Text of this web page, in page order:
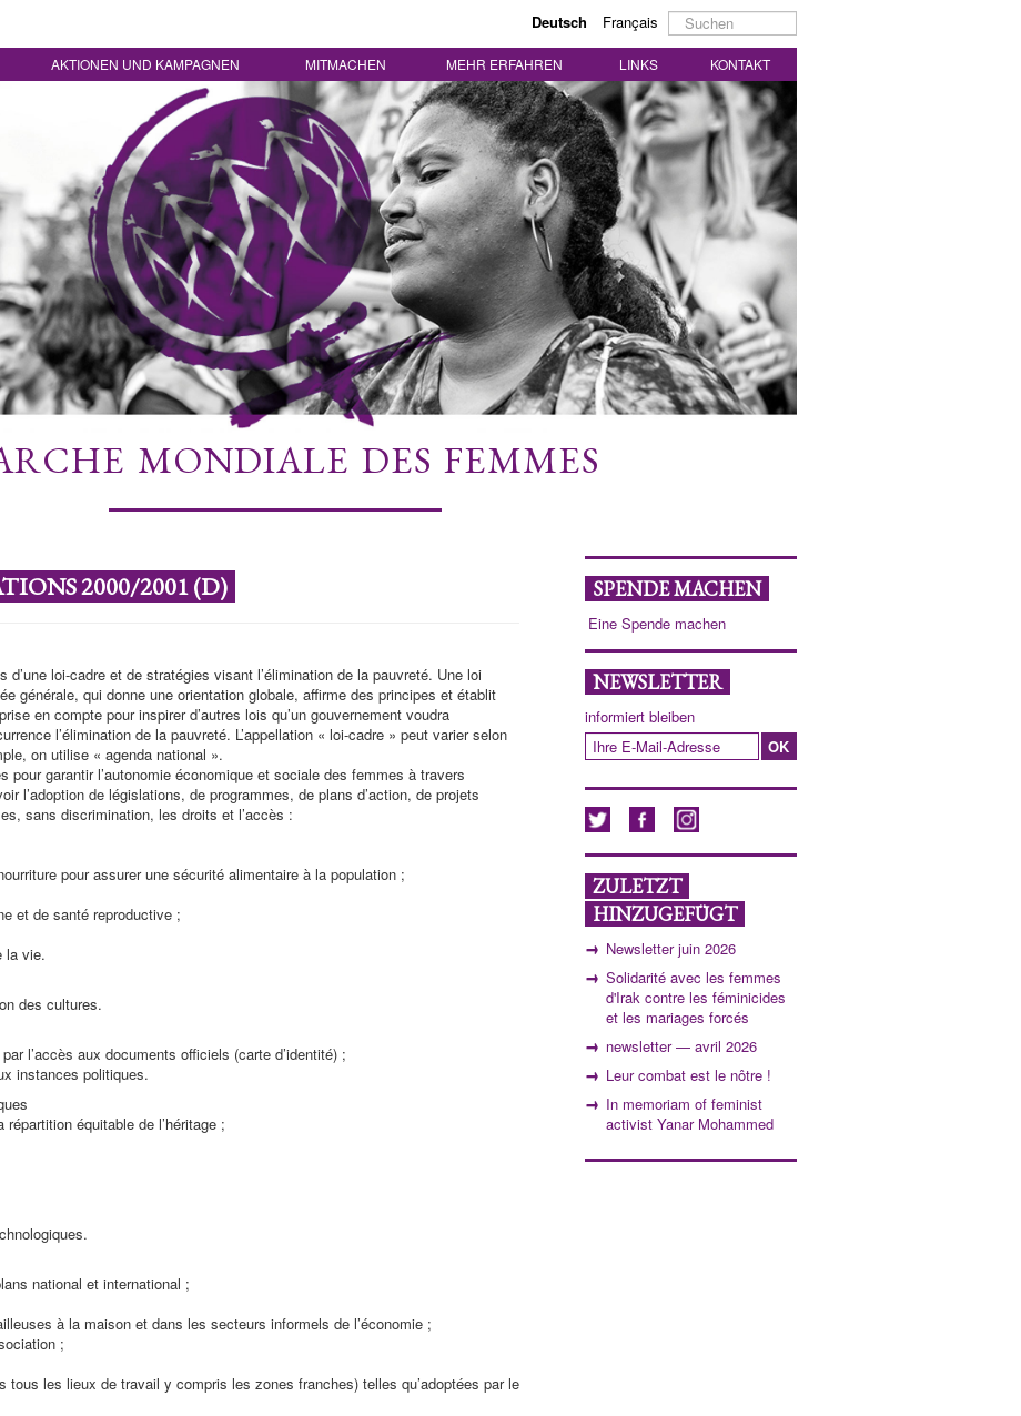
Deutsch Français
Suchen
...
AKTIONEN UND KAMPAGNEN MITMACHEN MEHR ERFAHREN LINKS KONTAKT
MONDIALE DES FEMMES
2000/2001 (D)
loi-cadre et de stratégies visant l’élimination de la pauvreté. Une loi
générale, qui donne une orientation globale, affirme des principes et établit
en compte pour inspirer d’autres lois qu’un gouvernement voudra
l’élimination de la pauvreté. L’appellation « loi-cadre » peut varier selon
on utilise « agenda national ».
pour garantir l’autonomie économique et sociale des femmes à travers
l’adoption de législations, de programmes, de plans d’action, de projets
sans discrimination, les droits et l’accès :
pour assurer une sécurité alimentaire à la population ;
et de santé reproductive ;
la vie.
des cultures.
l’accès aux documents officiels (carte d’identité) ;
instances politiques.
équitable de l’héritage ;
national et international ;
à la maison et dans les secteurs informels de l’économie ;
;
tous les lieux de travail y compris les zones franches) telles qu’adoptées par le
SPENDE MACHEN
Eine Spende machen
NEWSLETTER
informiert bleiben
ZULETZT
HINZUGEFÜGT
Newsletter juin 2026
Solidarité avec les femmes
d'Irak contre les féminicides
et les mariages forcés
newsletter — avril 2026
Leur combat est le nôtre !
In memoriam of feminist
activist Yanar Mohammed